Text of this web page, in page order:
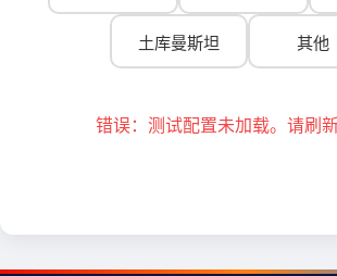
土库曼斯坦 其他
错误：测试配置未加载。请刷新